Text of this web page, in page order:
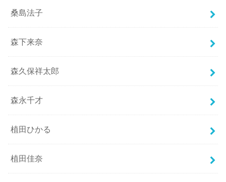
桑島法子
森下来奈
森久保祥太郎
森永千才
植田ひかる
植田佳奈